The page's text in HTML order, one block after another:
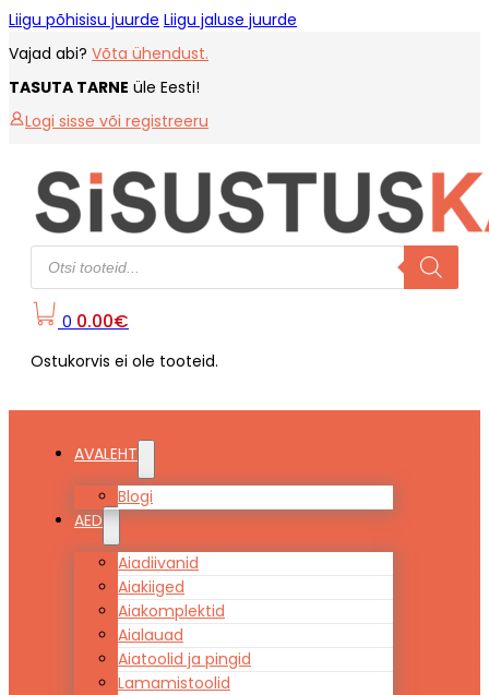
Liigu põhisisu juurde Liigu jaluse juurde
Vajad abi? Võta ühendust.
TASUTA TARNE üle Eesti!
Logi sisse või registreeru
Products
search
0 0.00€
Ostukorvis ei ole tooteid.
AVALEHT
Blogi
AED
Aiadiivanid
Aiakiiged
Aiakomplektid
Aialauad
Aiatoolid ja pingid
Lamamistoolid